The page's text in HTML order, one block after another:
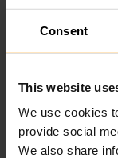
Consent
This website
We use cookies
provide social
We also share